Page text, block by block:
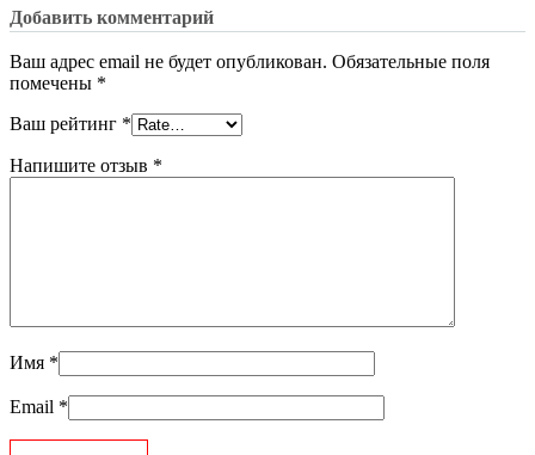
Добавить комментарий
Ваш адрес email не будет опубликован. Обязательные поля
помечены *
Ваш рейтинг *
Напишите отзыв *
Имя *
Email *